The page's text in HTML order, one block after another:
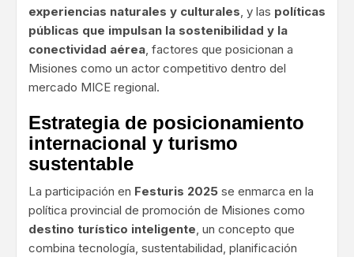
experiencias naturales y culturales, y las políticas
públicas que impulsan la sostenibilidad y la
conectividad aérea, factores que posicionan a
Misiones como un actor competitivo dentro del
mercado MICE regional.
Estrategia de posicionamiento
internacional y turismo
sustentable
La participación en Festuris 2025 se enmarca en la
política provincial de promoción de Misiones como
destino turístico inteligente, un concepto que
combina tecnología, sustentabilidad, planificación